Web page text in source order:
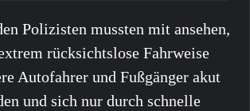
Polizisten mussten mit ansehen,
rücksichtslose Fahrweise
Autofahrer und Fußgänger akut
und sich nur durch schnelle